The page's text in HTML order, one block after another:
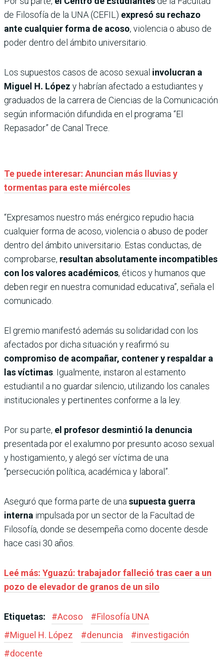
de Filosofía de la UNA (CEFIL) expresó su rechazo
ante cualquier forma de acoso, violencia o abuso de
poder dentro del ámbito universitario.
Los supuestos casos de acoso sexual involucran a
Miguel H. López y habrían afectado a estudiantes y
graduados de la carrera de Ciencias de la Comunicación
según información difundida en el programa “El
Repasador” de Canal Trece.
Te puede interesar: Anuncian más lluvias y
tormentas para este miércoles
“Expresamos nuestro más enérgico repudio hacia
cualquier forma de acoso, violencia o abuso de poder
dentro del ámbito universitario. Estas conductas, de
comprobarse, resultan absolutamente incompatibles
con los valores académicos, éticos y humanos que
deben regir en nuestra comunidad educativa”, señala el
comunicado.
El gremio manifestó además su solidaridad con los
afectados por dicha situación y reafirmó su
compromiso de acompañar, contener y respaldar a
las víctimas . Igualmente, instaron al estamento
estudiantil a no guardar silencio, utilizando los canales
institucionales y pertinentes conforme a la ley.
Por su parte, el profesor desmintió la denuncia
presentada por el exalumno por presunto acoso sexual
y hostigamiento, y alegó ser víctima de una
“persecución política, académica y laboral”.
Aseguró que forma parte de una supuesta guerra
interna impulsada por un sector de la Facultad de
Filosofía, donde se desempeña como docente desde
hace casi 30 años.
Leé más: Yguazú: trabajador falleció tras caer a un
pozo de elevador de granos de un silo
Etiquetas: #Acoso #Filosofía UNA
#Miguel H. López #denuncia #investigación
#docente